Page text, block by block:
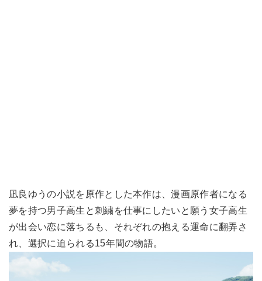
凪良ゆうの小説を原作とした本作は、漫画原作者になる
夢を持つ男子高生と刺繍を仕事にしたいと願う女子高生
が出会い恋に落ちるも、それぞれの抱える運命に翻弄さ
れ、選択に迫られる15年間の物語。